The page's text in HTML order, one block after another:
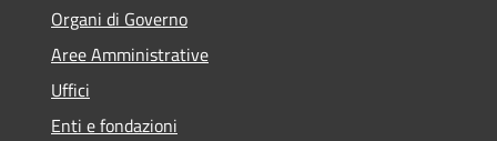
Organi di Governo
Aree Amministrative
Uffici
Enti e fondazioni